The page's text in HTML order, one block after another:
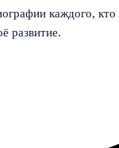
каждого, кто
развитие.